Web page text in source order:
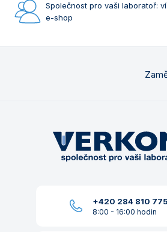
Společnost pro vaši laboratoř:
e-shop
+420 284 810 775
8:00 - 16:00 hodin